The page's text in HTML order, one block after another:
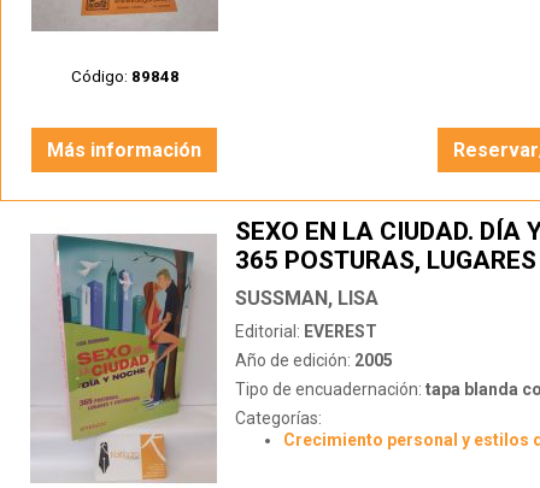
Código: 89848
Más información
SEXO EN LA CIUDAD. DÍA
365 POSTURAS,
ESCENARIOS
SUSSMAN, LISA
Editorial: EVEREST
Año de edición: 2005
Tipo de encuadernación: tapa blanda
Categorías:
Crecimiento personal y estilos